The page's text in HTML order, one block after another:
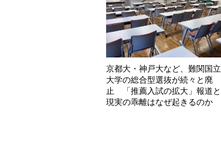
京都大・神戸大など、難関国立
大学の総合型選抜が続々と廃
止 「推薦入試の拡大」報道と
現実の乖離はなぜ起きるのか